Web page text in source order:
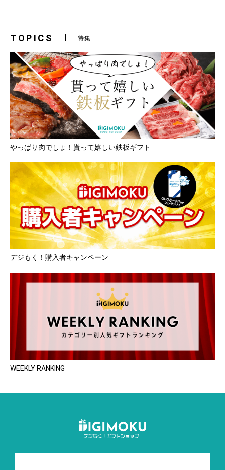
TOPICS 特集
やっぱり肉でしょ！貰って嬉しい鉄板ギフト
デジもく！購入者キャンペーン
WEEKLY RANKING